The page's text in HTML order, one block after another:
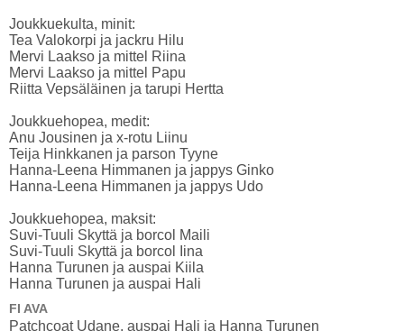
Joukkuekulta, minit:
Tea Valokorpi ja jackru Hilu
Mervi Laakso ja mittel Riina
Mervi Laakso ja mittel Papu
Riitta Vepsäläinen ja tarupi Hertta
Joukkuehopea, medit:
Anu Jousinen ja x-rotu Liinu
Teija Hinkkanen ja parson Tyyne
Hanna-Leena Himmanen ja jappys Ginko
Hanna-Leena Himmanen ja jappys Udo
Joukkuehopea, maksit:
Suvi-Tuuli Skyttä ja borcol Maili
Suvi-Tuuli Skyttä ja borcol Iina
Hanna Turunen ja auspai Kiila
Hanna Turunen ja auspai Hali
FI AVA
Patchcoat Udane, auspai Hali ja Hanna Turunen